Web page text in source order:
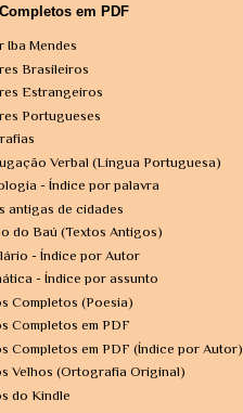
em PDF
Iba Mendes
Brasileiros
Estrangeiros
Portugueses
Verbal (Língua Portuguesa)
- Índice por palavra
antigas de cidades
do Baú (Textos Antigos)
- Índice por Autor
- Índice por assunto
Completos (Poesia)
Completos em PDF
Completos em PDF (Índice por Autor)
Velhos (Ortografia Original)
do Kindle